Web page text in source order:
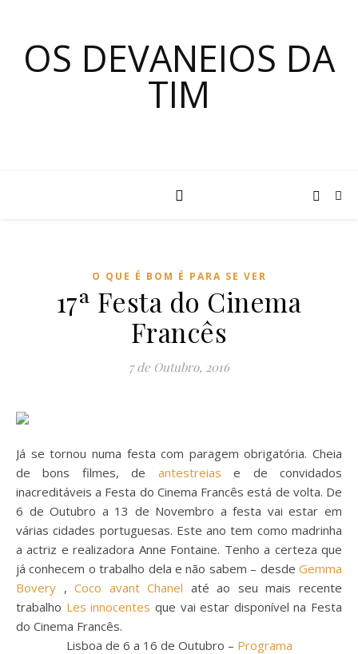
OS DEVANEIOS DA
TIM
O QUE É BOM É PARA SE VER
17ª Festa do Cinema
Francês
7 de Outubro, 2016
Já se tornou numa festa com paragem obrigatória. Cheia
de bons filmes, de antestreias e de convidados
inacreditáveis a Festa do Cinema Francês está de volta. De
6 de Outubro a 13 de Novembro a festa vai estar em
várias cidades portuguesas. Este ano tem como madrinha
a actriz e realizadora Anne Fontaine. Tenho a certeza que
já conhecem o trabalho dela e não sabem – desde Gemma
Bovery , Coco avant Chanel até ao seu mais recente
trabalho Les innocentes que vai estar disponível na Festa
do Cinema Francês.
Lisboa de 6 a 16 de Outubro – Programa